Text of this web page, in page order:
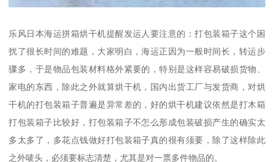
乐风日本海运拼箱烘干机提醒发运人要注意的：打包装箱子这个困
扰了很长时间的难题，大家明白，海运正因为一般时间长，转运步
骤多，于是物品包装材料格外紧要的，特别是这样容易破损货物、
家电的东西，除此之外就算烘干机，国内出货工厂与发货商，对烘
干机的打包装箱子普遍是异常差的，好的烘干机建议依然是打木箱
打包装箱子比较好，打包装箱子不怎么形成包装破损产生的确实太
多太多了，多花点钱做好打包装箱子真的很有须要，除了这样除此
之外唛头，必须要标志清楚，尤其是对一票多件物品的。